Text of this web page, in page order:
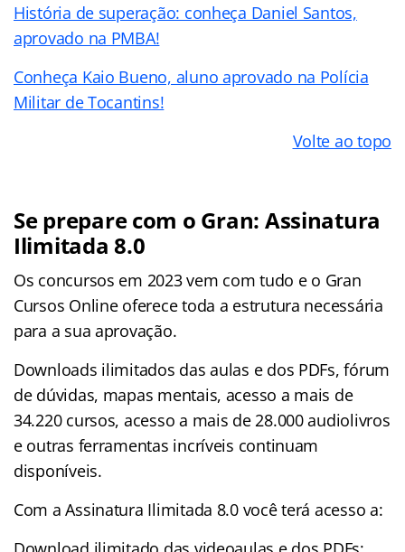
História de superação: conheça Daniel Santos,
aprovado na PMBA!
Conheça Kaio Bueno, aluno aprovado na Polícia
Militar de Tocantins!
Volte ao topo
Se prepare com o Gran: Assinatura
Ilimitada 8.0
Os concursos em 2023 vem com tudo e o Gran
Cursos Online oferece toda a estrutura necessária
para a sua aprovação.
Downloads ilimitados das aulas e dos PDFs, fórum
de dúvidas, mapas mentais, acesso a mais de
34.220 cursos, acesso a mais de 28.000 audiolivros
e outras ferramentas incríveis continuam
disponíveis.
Com a Assinatura Ilimitada 8.0 você terá acesso a: